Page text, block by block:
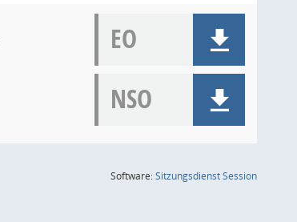
EO
NSO
Software:SitzungsdienstSession(Wird in